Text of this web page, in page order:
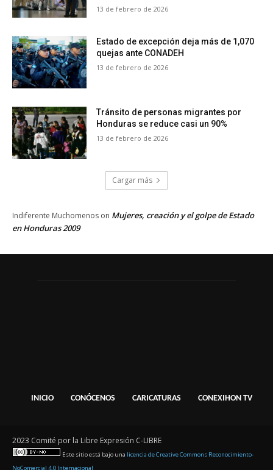
13 de febrero de 2026
Estado de excepción deja más de 1,070
quejas ante CONADEH
13 de febrero de 2026
Tránsito de personas migrantes por
Honduras se reduce casi un 90%
13 de febrero de 2026
Cargar más
Indiferente Muchomenos on Mujeres, creación y el golpe de Estado
en Honduras 2009
INICIO CONÓCENOS CARICATURAS CONEXIHON TV
2023 Comité por la Libre Expresión C-LIBRE
Este sitio está bajo una licencia de Creative Commons Reconocimiento-
NoComercial 4.0 Internacional